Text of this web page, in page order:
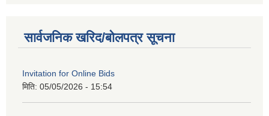
सार्वजनिक खरिद/बोलपत्र सूचना
Invitation for Online Bids
मिति: 05/05/2026 - 15:54